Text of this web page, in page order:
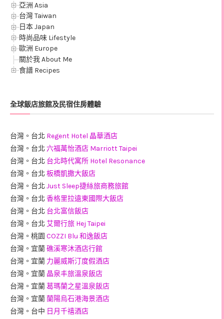
亞洲 Asia
台灣 Taiwan
日本 Japan
時尚品味 Lifestyle
歐洲 Europe
關於我 About Me
食譜 Recipes
全球飯店旅館及民宿住房體驗
台灣。台北 Regent Hotel 晶華酒店
台灣。台北 六福萬怡酒店 Marriott Taipei
台灣。台北 台北時代寓所 Hotel Resonance
台灣。台北 板橋凱撒大飯店
台灣。台北 Just Sleep捷絲旅商務旅館
台灣。台北 香格里拉遠東國際大飯店
台灣。台北 台北富信飯店
台灣。台北 艾爾行旅 Hej Taipei
台灣。桃園 COZZI Blu 和逸飯店
台灣。宜蘭礁溪寒沐酒店行館
台灣。宜蘭 力麗威斯汀度假酒店
台灣。宜蘭 晶泉丰旅溫泉飯店
台灣。宜蘭葛瑪蘭之星溫泉飯店
台灣。宜蘭蘭陽烏石港海景酒店
台灣。台中 日月千禧酒店